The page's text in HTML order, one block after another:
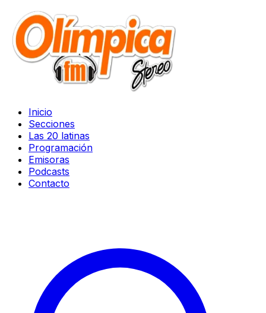
Inicio
Secciones
Las 20 latinas
Programación
Emisoras
Podcasts
Contacto